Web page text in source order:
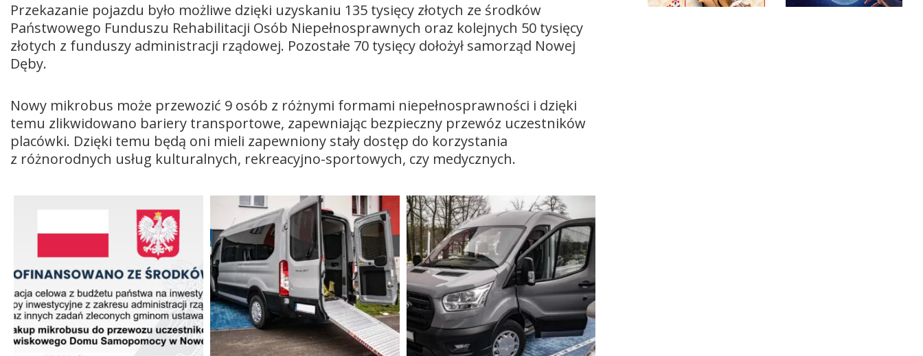
Przekazanie pojazdu było możliwe dzięki uzyskaniu 135 tysięcy złotych ze środków
Państwowego Funduszu Rehabilitacji Osób Niepełnosprawnych oraz kolejnych 50 tysięcy
złotych z funduszy administracji rządowej. Pozostałe 70 tysięcy dołożył samorząd Nowej
Dęby.
Nowy mikrobus może przewozić 9 osób z różnymi formami niepełnosprawności i dzięki
temu zlikwidowano bariery transportowe, zapewniając bezpieczny przewóz uczestników
placówki. Dzięki temu będą oni mieli zapewniony stały dostęp do korzystania
z różnorodnych usług kulturalnych, rekreacyjno-sportowych, czy medycznych.